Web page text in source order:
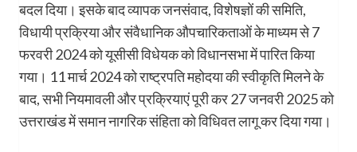
बदल दिया। इसके बाद व्यापक जनसंवाद, विशेषज्ञों की समिति,
विधायी प्रक्रिया और संवैधानिक औपचारिकताओं के माध्यम से 7
फरवरी 2024 को यूसीसी विधेयक को विधानसभा में पारित किया
गया। 11 मार्च 2024 को राष्ट्रपति महोदया की स्वीकृति मिलने के
बाद, सभी नियमावली और प्रक्रियाएं पूरी कर 27 जनवरी 2025 को
उत्तराखंड में समान नागरिक संहिता को विधिवत लागू कर दिया गया।